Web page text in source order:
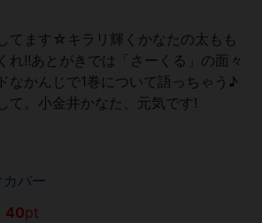
てます☆キラリ輝くかなたの太もも
れ!!あとがきでは「さーくる」の面々
なかんじで1巻について語っちゃう♪
て。小金井かなた、元気です!
バー
40pt